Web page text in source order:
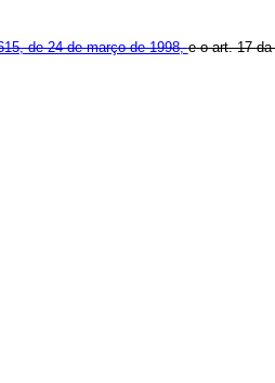
de 24 de março de 1998,e o art. 17 da